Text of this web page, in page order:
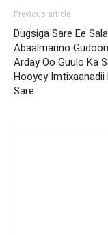
Previous article
Dugsiga Sare Ee
Abaalmarino
Arday Oo Guulo Ka
Hooyey Imtixaanadii
Sare